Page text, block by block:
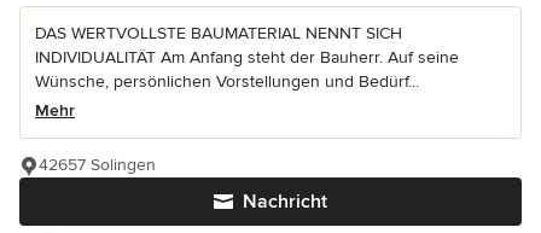
DAS WERTVOLLSTE BAUMATERIAL NENNT SICH
INDIVIDUALITÄT Am Anfang steht der Bauherr. Auf seine
Wünsche, persönlichen Vorstellungen und Bedürf...
Mehr
Nachricht
42657 Solingen